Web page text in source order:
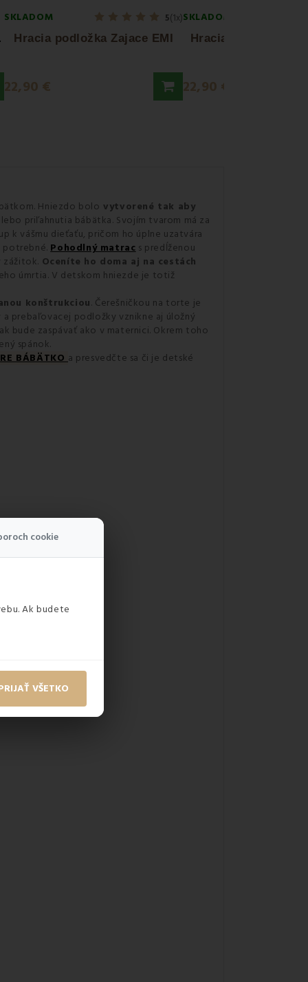
cookie
Ak budete
VŠETKO
SKLADOM 5(1x)
Hracia podložka Zajace EMI
22,90 €
SKLADOM
Hracia podložka
22,90 €
Hniezdo bolo vytvorené tak aby
priľahnutia bábätka. Svojím tvarom má za
k vášmu dieťaťu, pričom ho úplne uzatvára
potrebné.Pohodlný matracs predĺženou
zážitok. Oceníte ho doma aj na cestách
úmrtia. V detskom hniezde je totiž
konštrukciou. Čerešničkou na torte je
prebaľovacej podložky vznikne aj úložný
bude zaspávať ako v maternici. Okrem toho
spánok.
BÁBÄTKOa presvedčte sa či je detské